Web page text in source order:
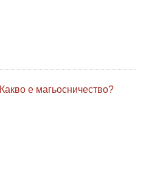
Какво е магьосничество?